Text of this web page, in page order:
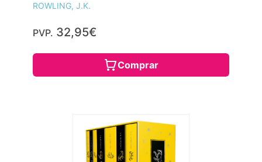
ROWLING, J.K.
PVP. 32,95€
Comprar